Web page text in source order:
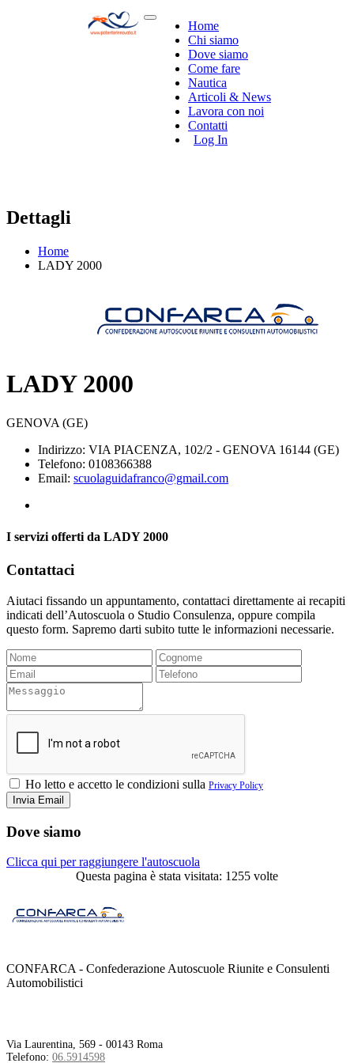
Home
Chi siamo
Dove siamo
Come fare
Nautica
Articoli & News
Lavora con noi
Contatti
Log In
Dettagli
Home
LADY 2000
LADY 2000
GENOVA (GE)
Indirizzo: VIA PIACENZA, 102/2 - GENOVA 16144 (GE)
Telefono: 0108366388
Email: scuolaguidafranco@gmail.com
I servizi offerti da LADY 2000
Contattaci
Aiutaci fissando un appuntamento, contattaci direttamente ai recapiti
indicati dell’Autoscuola o Studio Consulenza, oppure compila
questo form. Sapremo darti subito tutte le informazioni necessarie.
Ho letto e accetto le condizioni sulla Privacy Policy
Dove siamo
Clicca qui per raggiungere l'autoscuola
Questa pagina è stata visitata: 1255 volte
CONFARCA - Confederazione Autoscuole Riunite e Consulenti
Automobilistici
Via Laurentina, 569 - 00143 Roma
Telefono: 06.5914598